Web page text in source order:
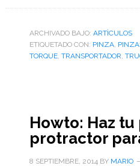
ARCHIVADO BAJO: ARTÌCULOS
ETIQUETADO CON: PINZA,
TORQUE, TRANSPORTADOR,
Howto: Haz
protractor
8 SEPTIEMBRE, 2014BY MARIO